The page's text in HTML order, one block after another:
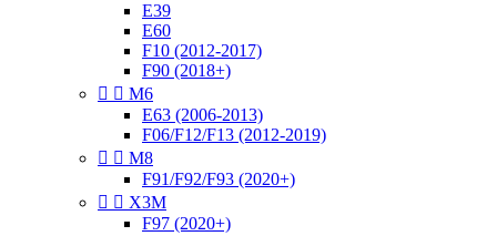
E39
E60
F10 (2012-2017)
F90 (2018+)
  M6
E63 (2006-2013)
F06/F12/F13 (2012-2019)
  M8
F91/F92/F93 (2020+)
  X3M
F97 (2020+)